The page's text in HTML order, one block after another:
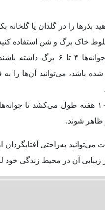
بذرها را در گلدان یا گلخانه
خاک برگ و شن استفاده
زمانی که جوانه‌ها ۴ تا ۶ برگ
باشد، می‌توانید آن‌ها را به
حدود ۸ تا ۱۰ هفته طول می‌کشد تا
ظاهر شوند.
می‌توانید به‌راحتی آفتابگردان
زیبایی آن در محیط زندگی خود